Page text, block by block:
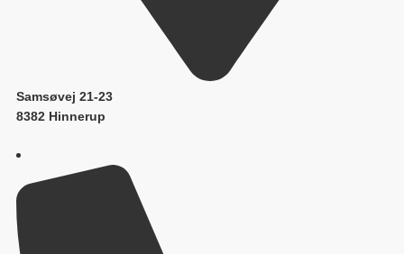
Samsøvej 21-23
8382 Hinnerup